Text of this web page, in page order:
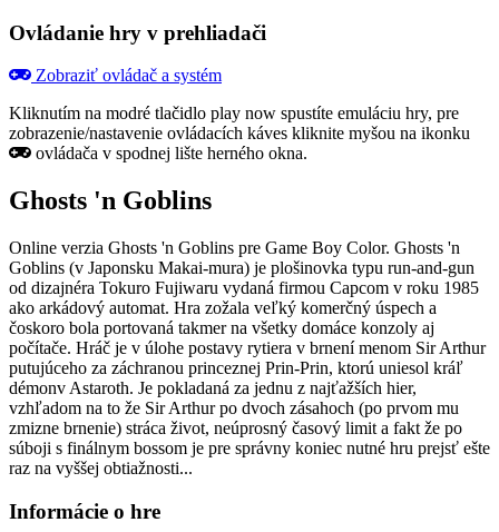
Ovládanie hry v prehliadači
Zobraziť ovládač a systém
Kliknutím na modré tlačidlo play now spustíte emuláciu hry, pre
zobrazenie/nastavenie ovládacích káves kliknite myšou na ikonku
ovládača v spodnej lište herného okna.
Ghosts 'n Goblins
Online verzia Ghosts 'n Goblins pre Game Boy Color. Ghosts 'n
Goblins (v Japonsku Makai-mura) je plošinovka typu run-and-gun
od dizajnéra Tokuro Fujiwaru vydaná firmou Capcom v roku 1985
ako arkádový automat. Hra zožala veľký komerčný úspech a
čoskoro bola portovaná takmer na všetky domáce konzoly aj
počítače. Hráč je v úlohe postavy rytiera v brnení menom Sir Arthur
putujúceho za záchranou princeznej Prin-Prin, ktorú uniesol kráľ
démonv Astaroth. Je pokladaná za jednu z najťažších hier,
vzhľadom na to že Sir Arthur po dvoch zásahoch (po prvom mu
zmizne brnenie) stráca život, neúprosný časový limit a fakt že po
súboji s finálnym bossom je pre správny koniec nutné hru prejsť ešte
raz na vyššej obtiažnosti...
Informácie o hre